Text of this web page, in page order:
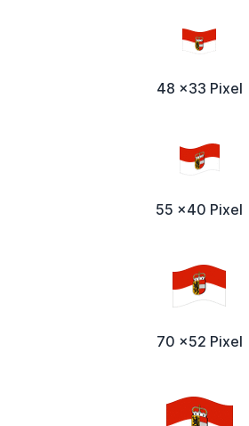
48 x33 Pixel
55 x40 Pixel
70 x52 Pixel